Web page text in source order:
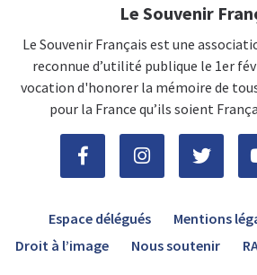
Le Souvenir
Le Souvenir Français est une
reconnue d’utilité publique le 1er
vocation d'honorer la mémoire de
pour la France qu’ils soient
Espace délégués Mentions
Droit à l’image
Nous soutenir